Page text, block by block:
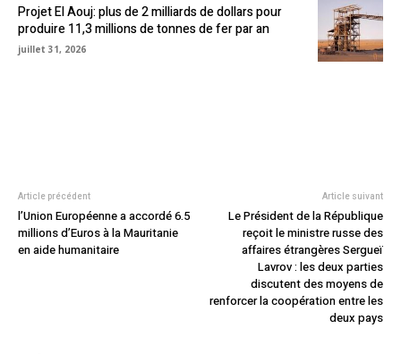
Projet El Aouj: plus de 2 milliards de dollars pour
produire 11,3 millions de tonnes de fer par an
juillet 31, 2026
Article précédent
l’Union Européenne a accordé 6.5
millions d’Euros à la Mauritanie
en aide humanitaire
Article suivant
Le Président de la République
reçoit le ministre russe des
affaires étrangères Sergueï
Lavrov : les deux parties
discutent des moyens de
renforcer la coopération entre les
deux pays